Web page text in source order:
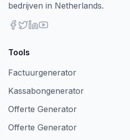
bedrijven in Netherlands.
Tools
Factuurgenerator
Kassabongenerator
Offerte Generator
Offerte Generator